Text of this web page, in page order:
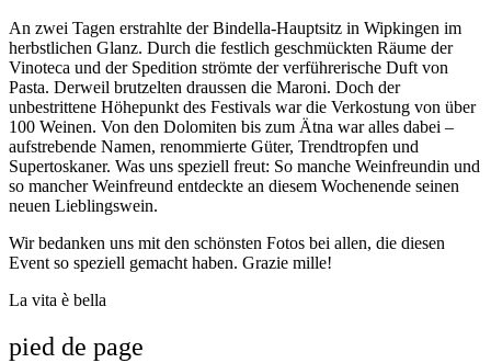
An zwei Tagen erstrahlte der Bindella-Hauptsitz in Wipkingen im
herbstlichen Glanz. Durch die festlich geschmückten Räume der
Vinoteca und der Spedition strömte der verführerische Duft von
Pasta. Derweil brutzelten draussen die Maroni. Doch der
unbestrittene Höhepunkt des Festivals war die Verkostung von über
100 Weinen. Von den Dolomiten bis zum Ätna war alles dabei –
aufstrebende Namen, renommierte Güter, Trendtropfen und
Supertoskaner. Was uns speziell freut: So manche Weinfreundin und
so mancher Weinfreund entdeckte an diesem Wochenende seinen
neuen Lieblingswein.
Wir bedanken uns mit den schönsten Fotos bei allen, die diesen
Event so speziell gemacht haben. Grazie mille!
La vita è bella
pied de page